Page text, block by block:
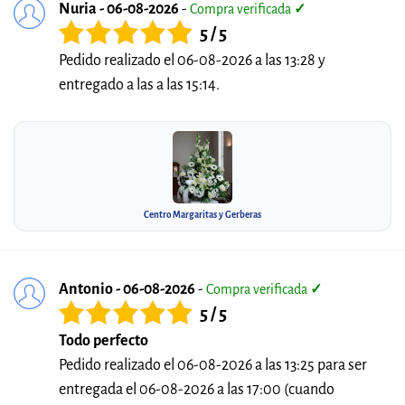
Nuria - 06-08-2026 - Compra verificada ✓
5 / 5
Pedido realizado el 06-08-2026 a las 13:28 y
entregado a las a las 15:14.
Centro Margaritas y Gerberas
Antonio - 06-08-2026 - Compra verificada ✓
5 / 5
Todo perfecto
Pedido realizado el 06-08-2026 a las 13:25 para ser
entregada el 06-08-2026 a las 17:00 (cuando